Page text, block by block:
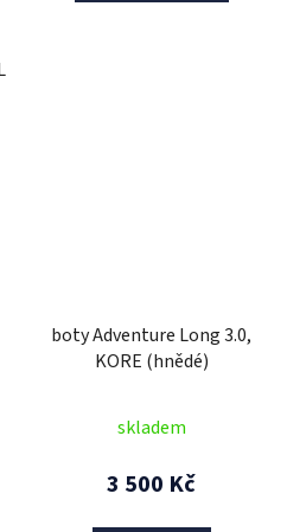
boty Adventure Long 3.0,
KORE (hnědé)
skladem
3 500 Kč